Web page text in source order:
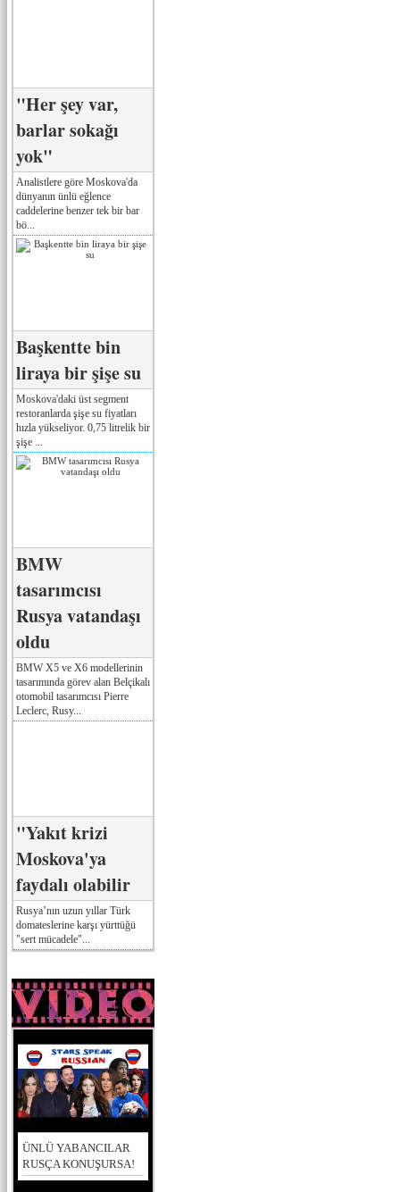
"Her şey var,
barlar sokağı
yok"
Analistlere göre Moskova'da
dünyanın ünlü eğlence
caddelerine benzer tek bir bar
bö...
Başkentte bin
liraya bir şişe su
Moskova'daki üst segment
restoranlarda şişe su fiyatları
hızla yükseliyor. 0,75 litrelik bir
şişe ...
BMW
tasarımcısı
Rusya vatandaşı
oldu
BMW X5 ve X6 modellerinin
tasarımında görev alan Belçikalı
otomobil tasarımcısı Pierre
Leclerc, Rusy...
"Yakıt krizi
Moskova'ya
faydalı olabilir
Rusya’nın uzun yıllar Türk
domateslerine karşı yürttüğü
"sert mücadele"...
ÜNLÜ YABANCILAR
RUSÇA KONUŞURSA!